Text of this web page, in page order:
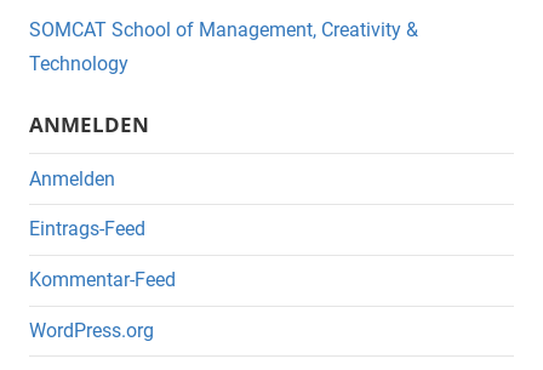
o
o
k
SOMCAT School of Management, Creativity &
Technology
ANMELDEN
Anmelden
Eintrags-Feed
Kommentar-Feed
WordPress.org